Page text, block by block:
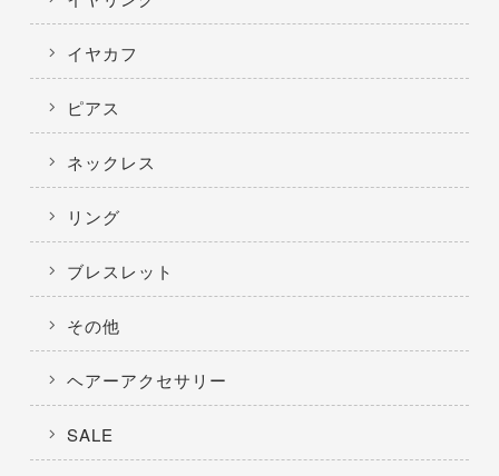
イヤカフ
ピアス
ネックレス
リング
ブレスレット
その他
ヘアーアクセサリー
SALE